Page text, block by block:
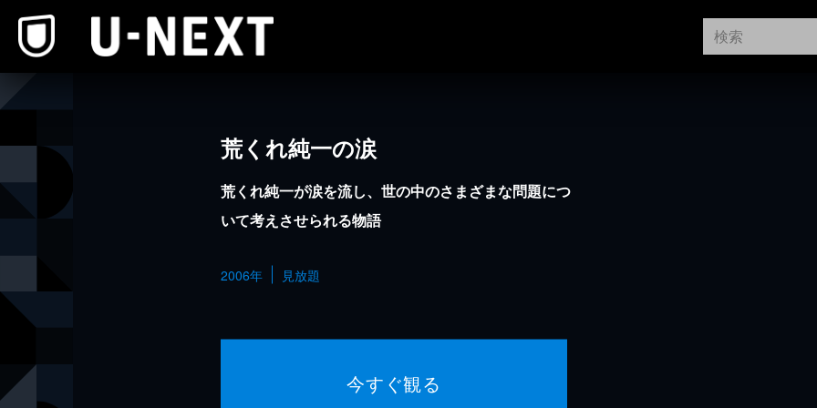
荒くれ純一の涙
荒くれ純一が涙を流し、世の中のさまざまな問題につ
いて考えさせられる物語
2006年 見放題
今すぐ観る